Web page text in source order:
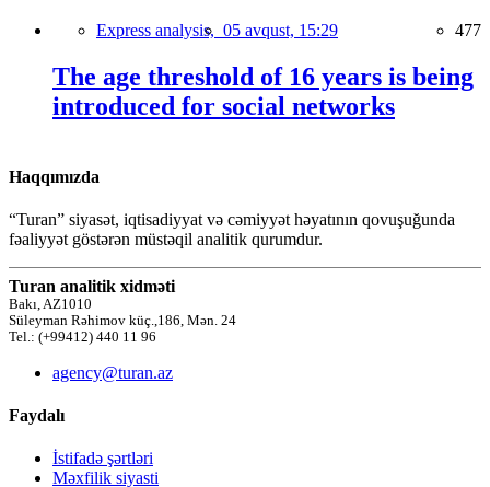
Express analysis, 05 avqust, 15:29 477
The age threshold of 16 years is being
introduced for social networks
Haqqımızda
“Turan” siyasət, iqtisadiyyat və cəmiyyət həyatının qovuşuğunda
fəaliyyət göstərən müstəqil analitik qurumdur.
Turan analitik xidməti
Bakı, AZ1010
Süleyman Rəhimov küç.,186, Mən. 24
Tel.: (+99412) 440 11 96
agency@turan.az
Faydalı
İstifadə şərtləri
Məxfilik siyasti